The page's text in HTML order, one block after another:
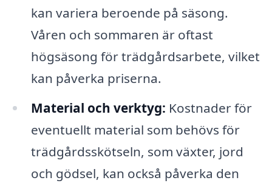
kan variera beroende på säsong.
Våren och sommaren är oftast
högsäsong för trädgårdsarbete, vilket
kan påverka priserna.
Material och verktyg: Kostnader för
eventuellt material som behövs för
trädgårdsskötseln, som växter, jord
och gödsel, kan också påverka den